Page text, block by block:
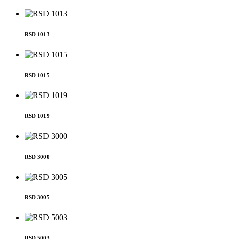
RSD 1013
RSD 1015
RSD 1019
RSD 3000
RSD 3005